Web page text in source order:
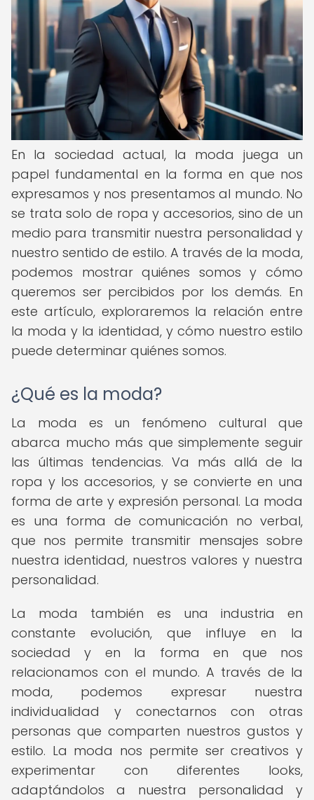
En la sociedad actual, la moda juega un
papel fundamental en la forma en que nos
expresamos y nos presentamos al mundo. No
se trata solo de ropa y accesorios, sino de un
medio para transmitir nuestra personalidad y
nuestro sentido de estilo. A través de la moda,
podemos mostrar quiénes somos y cómo
queremos ser percibidos por los demás. En
este artículo, exploraremos la relación entre
la moda y la identidad, y cómo nuestro estilo
puede determinar quiénes somos.
¿Qué es la moda?
La moda es un fenómeno cultural que
abarca mucho más que simplemente seguir
las últimas tendencias. Va más allá de la
ropa y los accesorios, y se convierte en una
forma de arte y expresión personal. La moda
es una forma de comunicación no verbal,
que nos permite transmitir mensajes sobre
nuestra identidad, nuestros valores y nuestra
personalidad.
La moda también es una industria en
constante evolución, que influye en la
sociedad y en la forma en que nos
relacionamos con el mundo. A través de la
moda, podemos expresar nuestra
individualidad y conectarnos con otras
personas que comparten nuestros gustos y
estilo. La moda nos permite ser creativos y
experimentar con diferentes looks,
adaptándolos a nuestra personalidad y